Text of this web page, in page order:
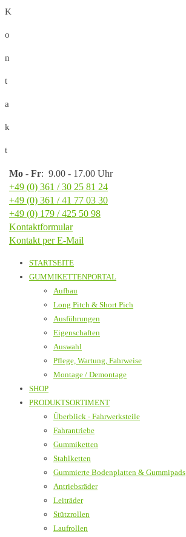
K
o
n
t
a
k
t
Mo - Fr: 9.00 - 17.00 Uhr
+49 (0) 361 / 30 25 81 24
+49 (0) 361 / 41 77 03 30
+49 (0) 179 / 425 50 98
Kontaktformular
Kontakt per E-Mail
STARTSEITE
GUMMIKETTENPORTAL
Aufbau
Long Pitch & Short Pich
Ausführungen
Eigenschaften
Auswahl
Pflege, Wartung, Fahrweise
Montage / Demontage
SHOP
PRODUKTSORTIMENT
Überblick - Fahrwerksteile
Fahrantriebe
Gummiketten
Stahlketten
Gummierte Bodenplatten & Gummipads
Antriebsräder
Leiträder
Stützrollen
Laufrollen